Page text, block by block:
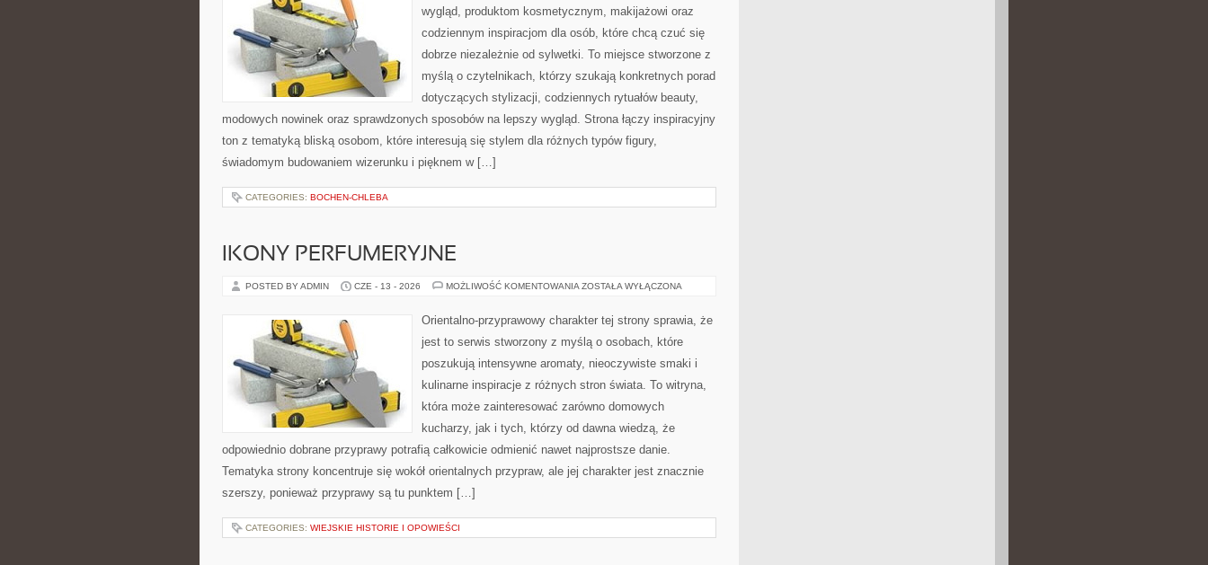
wygląd, produktom kosmetycznym, makijażowi oraz
codziennym inspiracjom dla osób, które chcą czuć się
dobrze niezależnie od sylwetki. To miejsce stworzone z
myślą o czytelnikach, którzy szukają konkretnych porad
dotyczących stylizacji, codziennych rytuałów beauty,
modowych nowinek oraz sprawdzonych sposobów na lepszy wygląd. Strona łączy inspiracyjny
ton z tematyką bliską osobom, które interesują się stylem dla różnych typów figury,
świadomym budowaniem wizerunku i pięknem w […]
CATEGORIES: BOCHEN-CHLEBA
IKONY PERFUMERYJNE
POSTED BY ADMIN CZE - 13 - 2026 MOŻLIWOŚĆ KOMENTOWANIA IKONY
ZOSTAŁA WYŁĄCZONA
Orientalno-przyprawowy charakter tej strony sprawia, że
jest to serwis stworzony z myślą o osobach, które
poszukują intensywne aromaty, nieoczywiste smaki i
kulinarne inspiracje z różnych stron świata. To witryna,
która może zainteresować zarówno domowych
kucharzy, jak i tych, którzy od dawna wiedzą, że
odpowiednio dobrane przyprawy potrafią całkowicie odmienić nawet najprostsze danie.
Tematyka strony koncentruje się wokół orientalnych przypraw, ale jej charakter jest znacznie
szerszy, ponieważ przyprawy są tu punktem […]
CATEGORIES: WIEJSKIE HISTORIE I OPOWIEŚCI